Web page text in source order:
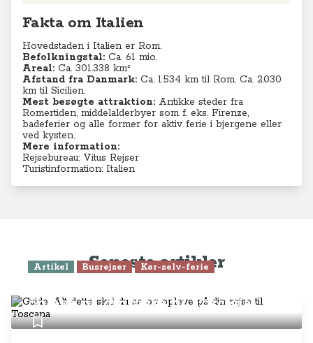
Fakta om Italien
Hovedstaden i Italien er Rom.
Befolkningstal: Ca. 61 mio.
Areal: Ca. 301.338 km²
Afstand fra Danmark: Ca. 1.534 km til Rom. Ca. 2.030
km til Sicilien.
Mest besøgte attraktion: Antikke steder fra
Romertiden, middelalderbyer som f. eks. Firenze,
badeferier og alle former for aktiv ferie i bjergene eller
ved kysten.
Mere information:
Rejsebureau: Vitus Rejser
Turistinformation: Italien
Seneste artikler
Artikel Busrejser Kør-selv-ferie
opleve på din rejse til Toscana